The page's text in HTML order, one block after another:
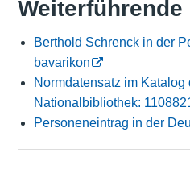
Berthold Schrenck in der
bavarikon
Normdatensatz im Katalog
Nationalbibliothek:
Personeneintrag in der